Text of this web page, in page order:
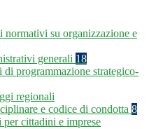
normativi su organizzazione e
generali 18
di programmazione strategico-
regionali
e codice di condotta 8
cittadini e imprese